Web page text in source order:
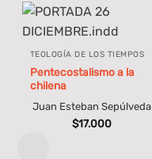
TEOLOGÍA DE LOS TIEMPOS
Pentecostalismo a la
chilena
Juan Esteban Sepúlveda
$17.000